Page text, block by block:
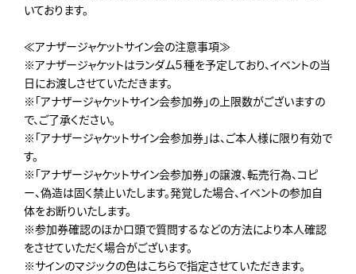
いております。
≪アナザージャケットサイン会の注意事項≫
※アナザージャケットはランダム５種を予定しており、イベントの当
日にお渡しさせていただきます。
※「アナザージャケットサイン会参加券」の上限数がございますの
で、ご了承ください。
※「アナザージャケットサイン会参加券」は、ご本人様に限り有効で
す。
※「アナザージャケットサイン会参加券」の譲渡、転売行為、コピ
ー、偽造は固く禁止いたします。発覚した場合、イベントの参加自
体をお断りいたします。
※参加券確認のほか口頭で質問するなどの方法により本人確認
をさせていただく場合がございます。
※サインのマジックの色はこちらで指定させていただきます。